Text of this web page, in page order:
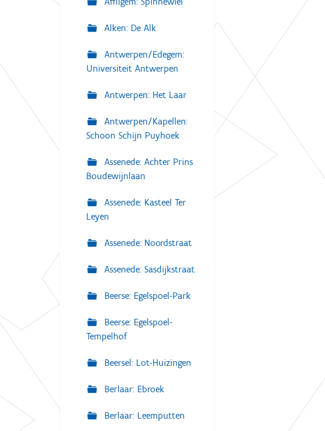
Alken: De Alk
Antwerpen/Edegem:
Universiteit Antwerpen
Antwerpen: Het Laar
Antwerpen/Kapellen:
Schoon Schijn Puyhoek
Assenede: Achter Prins
Boudewijnlaan
Assenede: Kasteel Ter
Leyen
Assenede: Noordstraat
Assenede: Sasdijkstraat
Beerse: Egelspoel-Park
Beerse: Egelspoel-
Tempelhof
Beersel: Lot-Huizingen
Berlaar: Ebroek
Berlaar: Leemputten